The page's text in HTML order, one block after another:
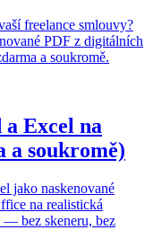
freelance smlouvy?
PDF z digitálních
a soukromě.
Excel na
a soukromě)
jako naskenované
na realistická
— bez skeneru, bez